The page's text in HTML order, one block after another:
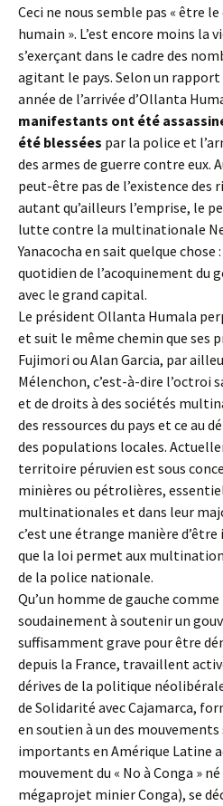
Ceci ne nous semble pas « être
humain ». L’est encore moins la
s’exerçant dans le cadre des
agitant le pays. Selon un rapport
année de l’arrivée d’Ollanta
manifestants ont été
été blessées par la police et
des armes de guerre contre eux.
peut-être pas de l’existence des
autant qu’ailleurs l’emprise, le
lutte contre la multinationale
Yanacocha en sait quelque
quotidien de l’acoquinement du
avec le grand capital.
Le président Ollanta Humala
et suit le même chemin que ses
Fujimori ou Alan Garcia, par
Mélenchon, c’est-à-dire l’octroi
et de droits à des sociétés
des ressources du pays et ce au
des populations locales.
territoire péruvien est sous
minières ou pétrolières,
multinationales et dans leur
c’est une étrange manière
que la loi permet aux
de la police nationale.
Qu’un homme de gauche
soudainement à soutenir un
suffisamment grave pour être
depuis la France, travaillent
dérives de la politique
de Solidarité avec Cajamarca,
en soutien à un des mouvements
importants en Amérique Latine
mouvement du « No à Conga »
mégaprojet minier Conga), se